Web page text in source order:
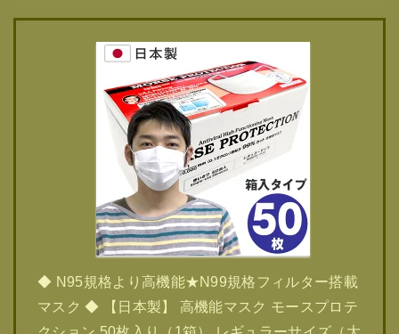
◆ N95規格より高機能★N99規格フィルター搭載
マスク ◆ 【日本製】 高機能マスク モースプロテ